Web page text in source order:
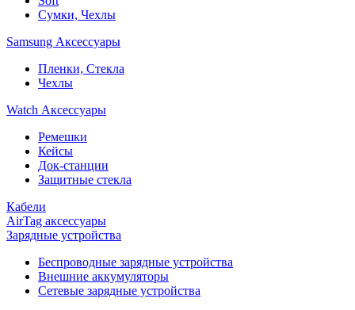
Сумки, Чехлы
Samsung Аксессуары
Пленки, Стекла
Чехлы
Watch Аксессуары
Ремешки
Кейсы
Док-станции
Защитные стекла
Кабели
AirTag аксессуары
Зарядные устройства
Беспроводные зарядные устройства
Внешние аккумуляторы
Сетевые зарядные устройства